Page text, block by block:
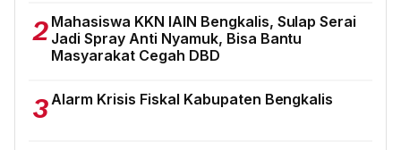
2 Mahasiswa KKN IAIN Bengkalis, Sulap Serai
Jadi Spray Anti Nyamuk, Bisa Bantu
Masyarakat Cegah DBD
3Alarm Krisis Fiskal Kabupaten Bengkalis